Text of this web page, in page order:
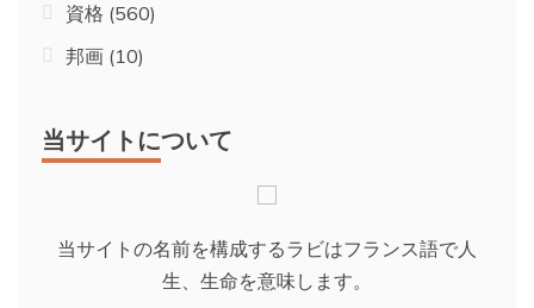
資格 (560)
邦画 (10)
当サイトについて
当サイトの名前を構成するラビはフランス語で人
生、生命を意味します。